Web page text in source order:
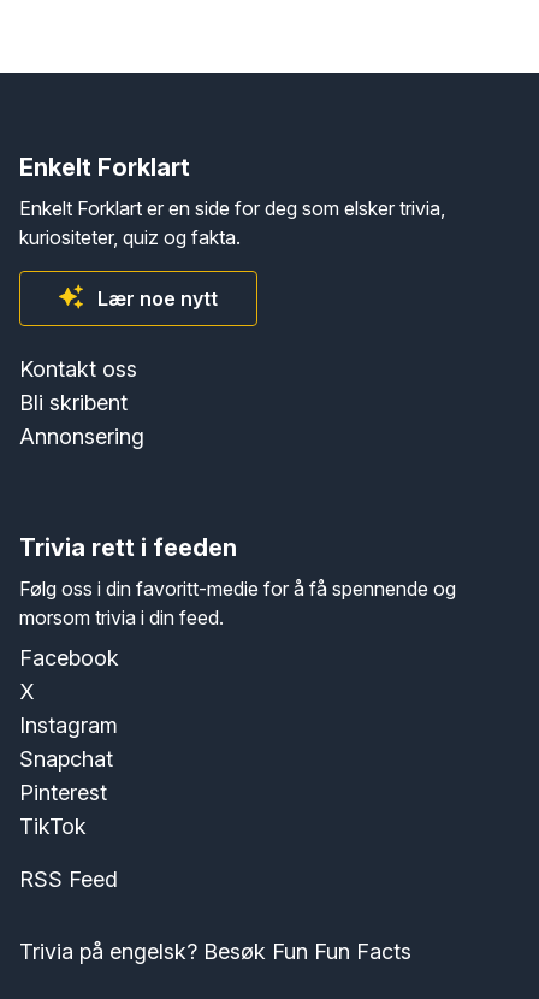
Enkelt Forklart
Enkelt Forklart er en side for deg som elsker trivia,
kuriositeter, quiz og fakta.
Lær noe nytt
Kontakt oss
Bli skribent
Annonsering
Trivia rett i feeden
Følg oss i din favoritt-medie for å få spennende og
morsom trivia i din feed.
Facebook
X
Instagram
Snapchat
Pinterest
TikTok
RSS Feed
Trivia på engelsk? Besøk Fun Fun Facts